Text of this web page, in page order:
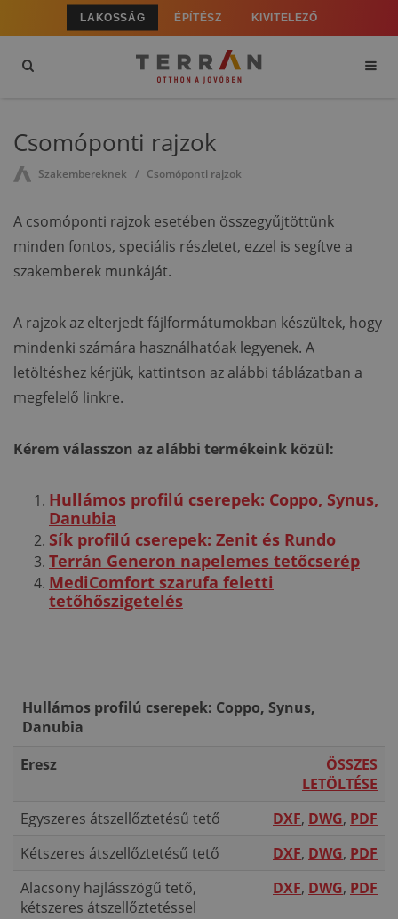
LAKOSSÁG ÉPÍTÉSZ KIVITELEZŐ
Csomóponti rajzok
Szakembereknek Csomóponti rajzok
A csomóponti rajzok esetében összegyűjtöttünk
minden fontos, speciális részletet, ezzel is segítve a
szakemberek munkáját.
A rajzok az elterjedt fájlformátumokban készültek, hogy
mindenki számára használhatóak legyenek. A
letöltéshez kérjük, kattintson az alábbi táblázatban a
megfelelő linkre.
Kérem válasszon az alábbi termékeink közül:
Hullámos profilú cserepek: Coppo, Synus,
Danubia
Sík profilú cserepek: Zenit és Rundo
Terrán Generon napelemes tetőcserép
MediComfort szarufa feletti
tetőhőszigetelés
Hullámos profilú cserepek: Coppo, Synus,
Danubia
Eresz
ÖSSZES
LETÖLTÉSE
Egyszeres átszellőztetésű tető
DXF, DWG, PDF
Kétszeres átszellőztetésű tető
DXF, DWG, PDF
Alacsony hajlásszögű tető,
kétszeres átszellőztetéssel
DXF, DWG, PDF